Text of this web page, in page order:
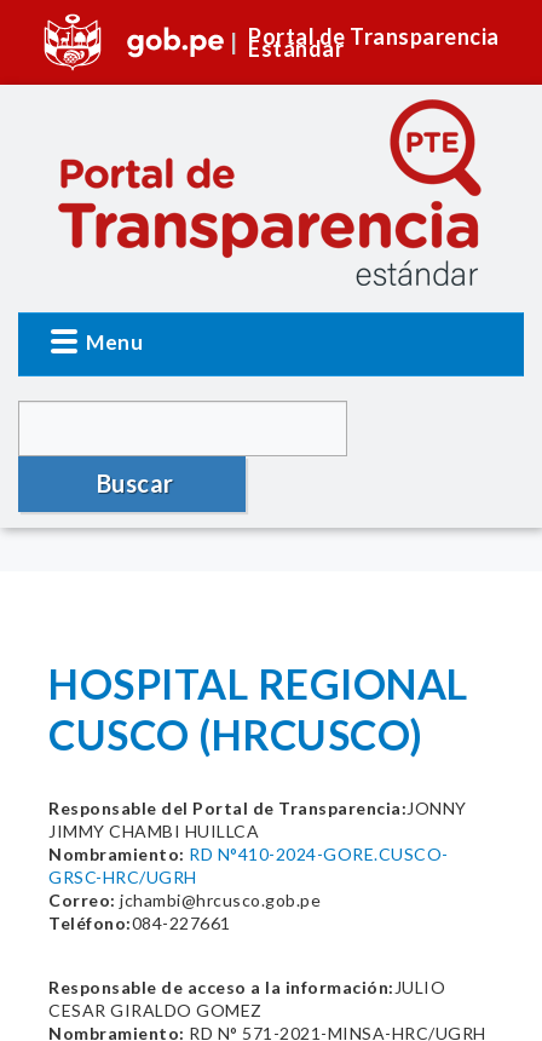
Portal de Transparencia
Estándar
Menu
Buscar
HOSPITAL REGIONAL
CUSCO (HRCUSCO)
Responsable del Portal de Transparencia: JONNY
JIMMY CHAMBI HUILLCA
Nombramiento: RD N°410-2024-GORE.CUSCO-
GRSC-HRC/UGRH
Correo: jchambi@hrcusco.gob.pe
Teléfono:084-227661
Responsable de acceso a la información: JULIO
CESAR GIRALDO GOMEZ
Nombramiento: RD N° 571-2021-MINSA-HRC/UGRH